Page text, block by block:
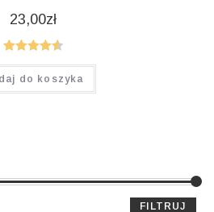
23,00zł
Oceniono
4.60na 5
do koszyka
FILTRUJ